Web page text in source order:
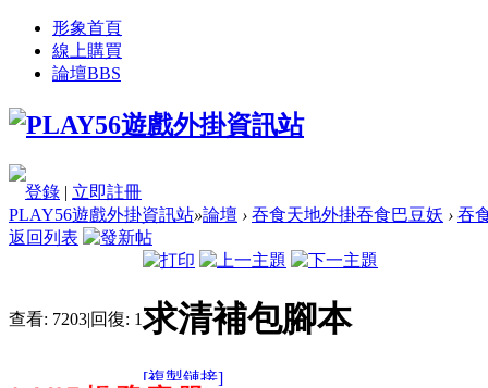
形象首頁
線上購買
論壇BBS
登錄 | 立即註冊
PLAY56遊戲外掛資訊站»論壇 › 吞食天地外掛吞食巴豆妖 › 吞
返回列表
查看: 7203|回復: 1求清補包腳本
[複製鏈接]